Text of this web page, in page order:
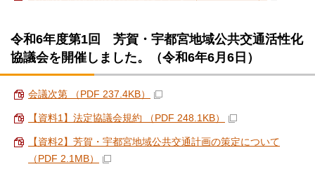
令和6年度第1回 芳賀・宇都宮地域公共交通活性化
協議会を開催しました。（令和6年6月6日）
会議次第 （PDF 237.4KB）
【資料1】法定協議会規約 （PDF 248.1KB）
【資料2】芳賀・宇都宮地域公共交通計画の策定について
（PDF 2.1MB）